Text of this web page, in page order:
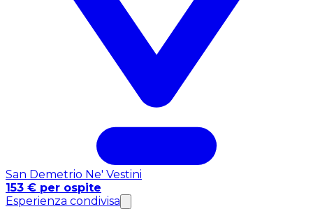
San Demetrio Ne' Vestini
153 € per ospite
Esperienza condivisa